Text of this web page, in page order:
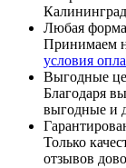
Любая
Принимаем
условия
Выгодные
Благодаря
выгодные и
Только
отзывов